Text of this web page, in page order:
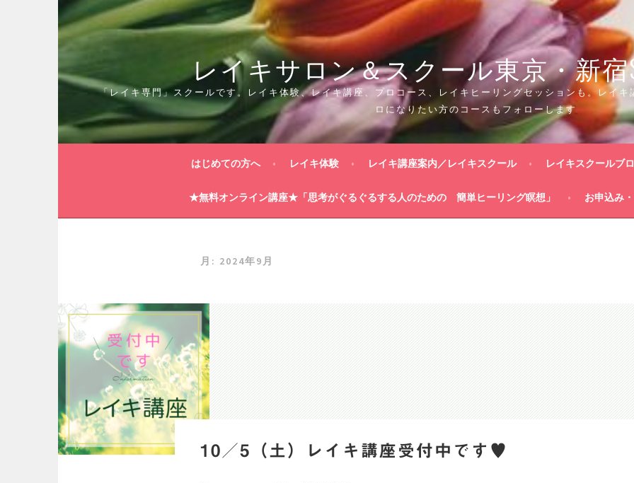
コ
ン
テ
ツ
キ
ッ
レイキサロン＆スクール東京・新宿
「レイキ専門」スクールです。レイキ体験、レイキ講座、プロコース、レイキヒーリングセッションも。レイ
ロになりたい方のコースもフォローします
はじめての方へ レイキ体験 レイキ講座案内／レイキスクール レイキスクールブ
★無料オンライン講座★「思考がぐるぐるする人のための 簡単ヒーリング瞑想」 お申込み
月: 2024年9月
10／5（土）レイキ講座受付中です♥